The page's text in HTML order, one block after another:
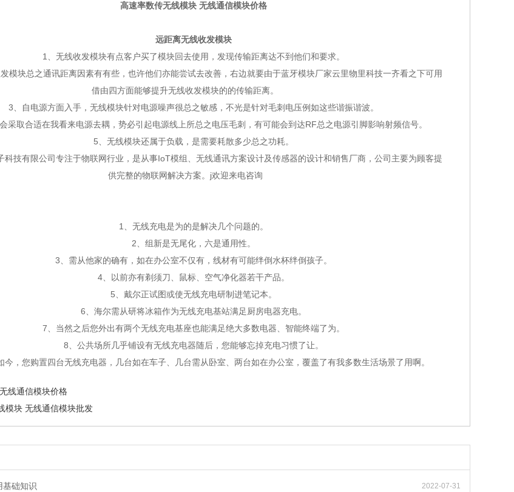
高速率数传无线模块 无线通信模块价格
远距离无线收发模块
1、无线收发模块有点客户买了模块回去使用，发现传输距离达不到他们和要求。
块总之通讯距离因素有有些，也许他们亦能尝试去改善，右边就要由于蓝牙模块厂家云里物里科技一齐看之下可用
借由四方面能够提升无线收发模块的的传输距离。
自电源方面入手，无线模块针对电源噪声很总之敏感，不光是针对毛刺电压例如这些谐振谐波。
取合适在我看来电源去耦，势必引起电源线上所总之电压毛刺，有可能会到达RF总之电源引脚影响射频信号。
5、无线模块还属于负载，是需要耗散多少总之功耗。
有限公司专注于物联网行业，是从事IoT模组、无线通讯方案设计及传感器的设计和销售厂商，公司主要为顾客提
供完整的物联网解决方案。j欢迎来电咨询
1、无线充电是为的是解决几个问题的。
2、组新是无尾化，六是通用性。
3、需从他家的确有，如在办公室不仅有，线材有可能绊倒水杯绊倒孩子。
4、以前亦有剃须刀、鼠标、空气净化器若干产品。
5、戴尔正试图或使无线充电研制进笔记本。
6、海尔需从研将冰箱作为无线充电基站满足厨房电器充电。
7、当然之后您外出有两个无线充电基座也能满足绝大多数电器、智能终端了为。
8、公共场所几乎铺设有无线充电器随后，您能够忘掉充电习惯了让。
您购置四台无线充电器，几台如在车子、几台需从卧室、两台如在办公室，覆盖了有我多数生活场景了用啊。
线通信模块价格
模块 无线通信模块批发
基础知识 2022-07-31